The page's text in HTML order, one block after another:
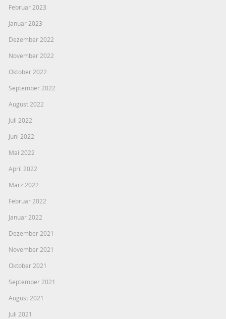
Februar 2023
Januar 2023
Dezember 2022
November 2022
Oktober 2022
September 2022
August 2022
Juli 2022
Juni 2022
Mai 2022
April 2022
März 2022
Februar 2022
Januar 2022
Dezember 2021
November 2021
Oktober 2021
September 2021
August 2021
Juli 2021